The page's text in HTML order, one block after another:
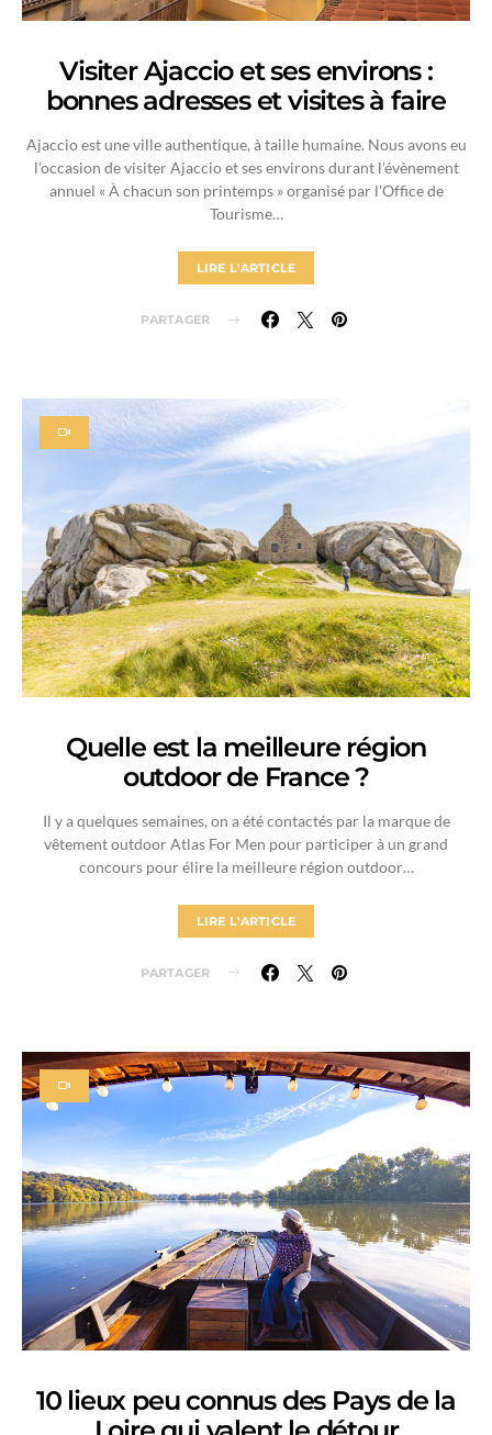
Visiter Ajaccio et ses environs :
bonnes adresses et visites à faire
Ajaccio est une ville authentique, à taille humaine. Nous avons eu
l’occasion de visiter Ajaccio et ses environs durant l’évènement
annuel « À chacun son printemps » organisé par l’Office de
Tourisme…
LIRE L'ARTICLE
PARTAGER
Quelle est la meilleure région
outdoor de France ?
Il y a quelques semaines, on a été contactés par la marque de
vêtement outdoor Atlas For Men pour participer à un grand
concours pour élire la meilleure région outdoor…
LIRE L'ARTICLE
PARTAGER
10 lieux peu connus des Pays de la